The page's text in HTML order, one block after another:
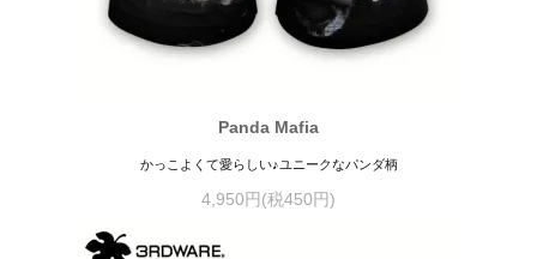
Panda Mafia
かっこよくて愛らしい♪ユニークなパンダ柄
4,950円(税450円)